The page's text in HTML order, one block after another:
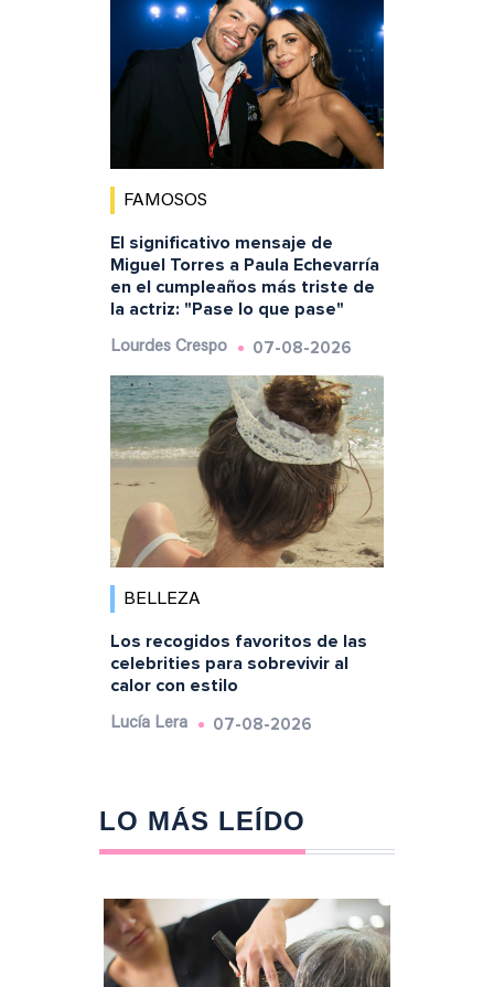
FAMOSOS
El significativo mensaje de
Miguel Torres a Paula Echevarría
en el cumpleaños más triste de
la actriz: "Pase lo que pase"
Lourdes Crespo 07-08-2026
BELLEZA
Los recogidos favoritos de las
celebrities para sobrevivir al
calor con estilo
Lucía Lera 07-08-2026
LO MÁS LEÍDO